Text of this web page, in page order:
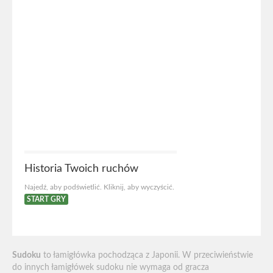
Historia Twoich ruchów
Najedź, aby podświetlić. Kliknij, aby wyczyścić.
START GRY
Sudoku to łamigłówka pochodząca z Japonii. W przeciwieństwie
do innych łamigłówek sudoku nie wymaga od gracza